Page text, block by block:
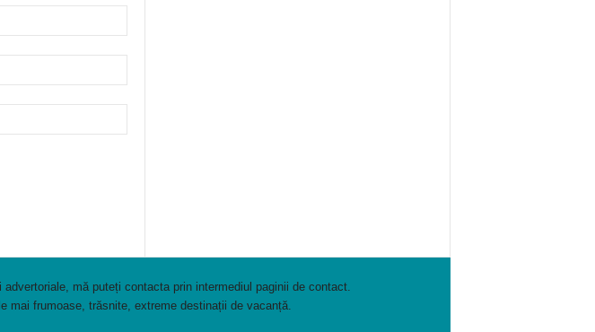
mă puteți contacta prin intermediul paginii de contact.
mai frumoase, trăsnite, extreme destinații de vacanță.